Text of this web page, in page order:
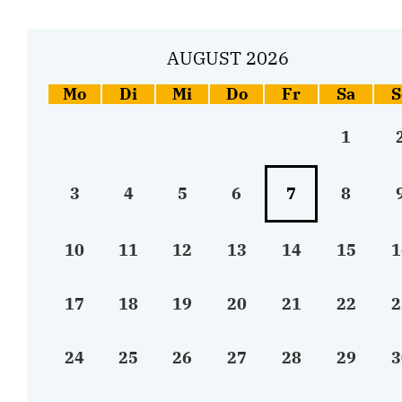
AUGUST 2026
Mo Di Mi Do Fr Sa
1
3 4 5 6 7 8
10 11 12 13 14 15
17 18 19 20 21 22
24 25 26 27 28 29